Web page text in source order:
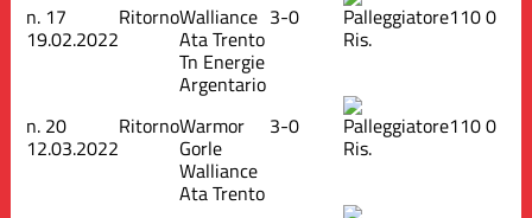
n. 17
19.02.2022
RitornoWalliance
Ata Trento
Tn Energie
Argentario
3-0
Ris.
1100
n. 20
12.03.2022
RitornoWarmor
Gorle
Walliance
Ata Trento
3-0
Ris.
1100